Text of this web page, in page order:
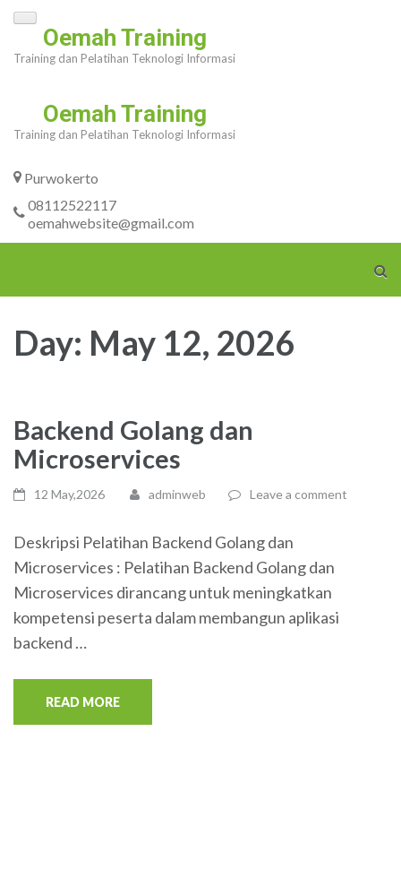
Skip
content
Enter)
Oemah Training
Training dan Pelatihan Teknologi Informasi
Oemah Training
Training dan Pelatihan Teknologi Informasi
Purwokerto
08112522117
oemahwebsite@gmail.com
Day: May 12, 2026
Backend Golang dan
Microservices
12 May,2026 adminweb Leave a comment
Deskripsi Pelatihan Backend Golang dan
Microservices : Pelatihan Backend Golang dan
Microservices dirancang untuk meningkatkan
kompetensi peserta dalam membangun aplikasi
backend …
READ MORE